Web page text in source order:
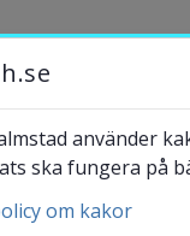
och
för att
gröna näringar.
använder
ska fungera på
om kakor